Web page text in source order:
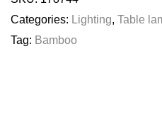
Categories: Lighting, Table
Tag: Bamboo